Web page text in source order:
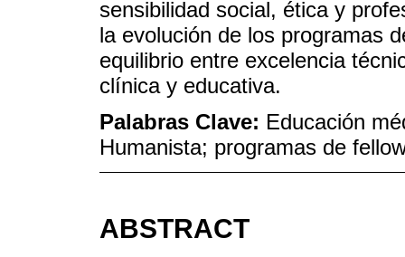
sensibilidad social, ética y
la evolución de los programas
equilibrio entre excelencia
clínica y educativa.
Palabras Clave: Educación
Humanista; programas de
ABSTRACT